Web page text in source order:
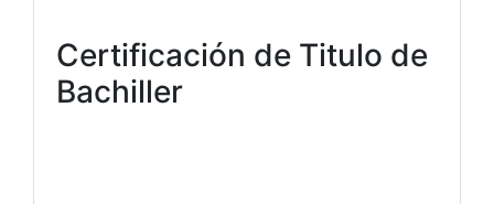
Certificación de Titulo de
Bachiller